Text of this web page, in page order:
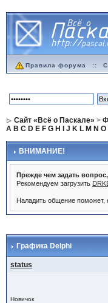
Правила форума ::
Сайт «Всё о Паскале» >
A B C D E F G H J K L M N O
ВНИМАНИЕ!
Прежде чем задать
Рекомендуем загрузить
Наладить общение поможет,
Графика Delphi
status
Новичок